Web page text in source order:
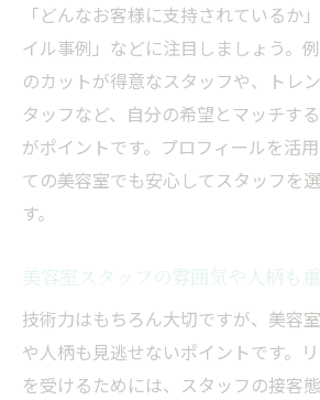
「どんなお客様に支持されているか
イル事例」などに注目しましょう。
のカットが得意なスタッフや、トレ
タッフなど、自分の希望とマッチす
がポイントです。プロフィールを活
ての美容室でも安心してスタッフを
す。
美容室スタッフの雰囲気や人柄も
技術力はもちろん大切ですが、美容
や人柄も見逃せないポイントです。
を受けるためには、スタッフの接客